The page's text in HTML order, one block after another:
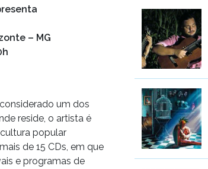
– MG
um dos
reside, o artista é
popular
de 15 CDs, em que
e programas de